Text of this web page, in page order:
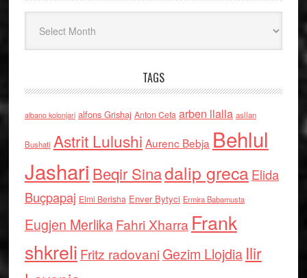
TAGS
albano kolonjari alfons Grishaj Anton Cefa arben llalla asllan
Bushati Astrit Lulushi Aurenc Bebja Behlul
Jashari Beqir Sinadalip grecaElida
Buçpapaj Elmi Berisha Enver Bytyci Ermira Babamusta
Eugjen MerlikaFahri Xharra Frank
shkreli Fritz radovaniGezim Llojdia Ilir